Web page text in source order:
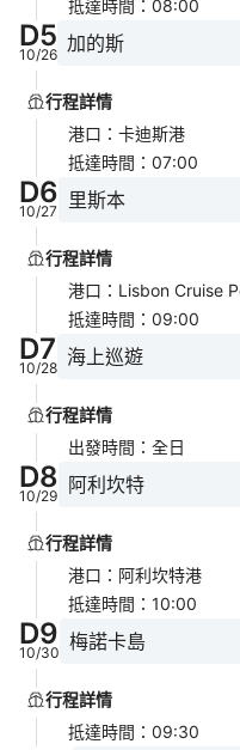
抵達時間 ： 08:00
D5
10/26 加的斯
行程詳情
港口 ： 卡迪斯港
抵達時間 ： 07:00
D6
10/27 里斯本
行程詳情
港口 ： Lisbon Cruise
抵達時間 ： 09:00
D7
10/28 海上巡遊
行程詳情
出發時間 ： 全日
D8
10/29 阿利坎特
行程詳情
港口 ： 阿利坎特港
抵達時間 ： 10:00
D9
10/30 梅諾卡島
行程詳情
抵達時間 ： 09:30